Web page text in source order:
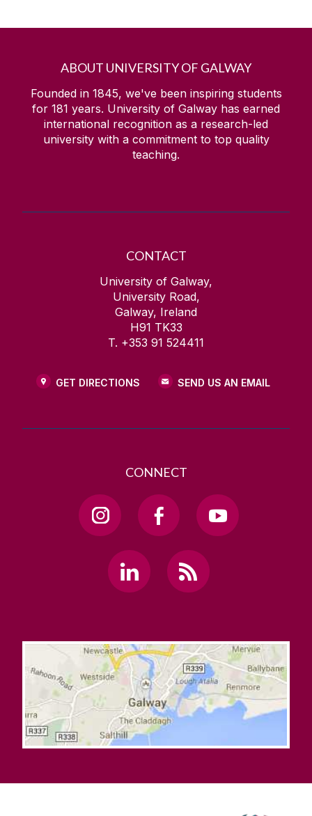
ABOUT UNIVERSITY OF GALWAY
Founded in 1845, we've been inspiring students
for 181 years. University of Galway has earned
international recognition as a research-led
university with a commitment to top quality
teaching.
CONTACT
University of Galway,
University Road,
Galway, Ireland
H91 TK33
T. +353 91 524411
GET DIRECTIONS SEND US AN EMAIL
CONNECT